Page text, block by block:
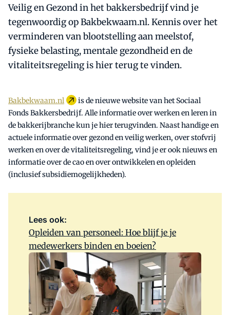
Veilig en Gezond in het bakkersbedrijf vind je
tegenwoordig op Bakbekwaam.nl. Kennis over het
verminderen van blootstelling aan meelstof,
fysieke belasting, mentale gezondheid en de
vitaliteitsregeling is hier terug te vinden.
Bakbekwaam.nl
is de nieuwe website van het Sociaal
Fonds Bakkersbedrijf. Alle informatie over werken en leren in
de bakkerijbranche kun je hier terugvinden. Naast handige en
actuele informatie over gezond en veilig werken, over stofvrij
werken en over de vitaliteitsregeling, vind je er ook nieuws en
informatie over de cao en over ontwikkelen en opleiden
(inclusief subsidiemogelijkheden).
Lees ook:
Opleiden van personeel: Hoe blijf je je
medewerkers binden en boeien?